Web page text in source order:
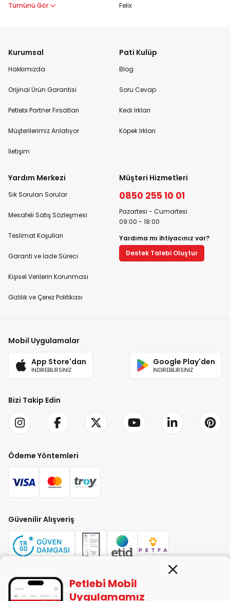
Tümünü Gör
Felix
Kurumsal
Hakkımızda
Orijinal Ürün Garantisi
Petlebi Partner Fırsatları
Müşterilerimiz Anlatıyor
İletişim
Pati Kulüp
Blog
Soru Cevap
Kedi Irkları
Köpek Irkları
Yardım Merkezi
Sık Sorulan Sorular
Mesafeli Satış Sözleşmesi
Teslimat Koşulları
Garanti ve İade Süreci
Kişisel Verilerin Korunması
Gizlilik ve Çerez Politikası
Müşteri Hizmetleri
0850 255 10 01
Pazartesi - Cumartesi
09:00 - 18:00
Yardıma mı ihtiyacınız var?
Destek Talebi Oluştur
Mobil Uygulamalar
App Store'dan
İNDİREBİLİRSİNİZ
Google Play'den
İNDİREBİLİRSİNİZ
Bizi Takip Edin
Ödeme Yöntemleri
Güvenilir Alışveriş
PETLEBİ EVCİL HAYVAN ÜRÜNLERİ PAZ. SAN. TİC. LTD. ŞTİ. Alaşarköy Mah.
Petlebi Mobil
Uygulamamız